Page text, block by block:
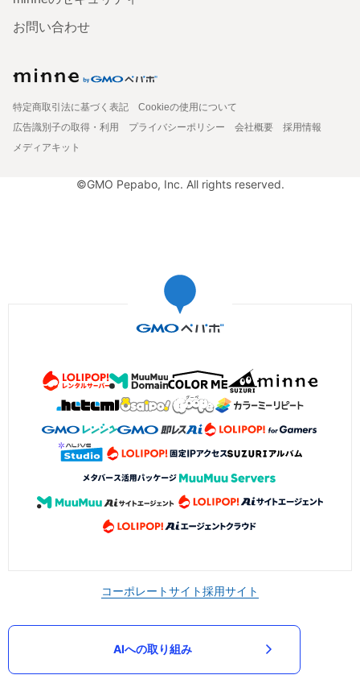
お問い合わせ
特定商取引法に基づく表記
Cookieの使用について
広告識別子の取得・利用
プライバシーポリシー 会社概要
採用情報
メディアキット
©GMO Pepabo, Inc. All rights reserved.
コーポレートサイト採用サイト
AIへの取り組み